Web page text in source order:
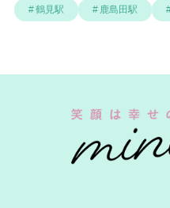
鶴見駅 鹿島田駅